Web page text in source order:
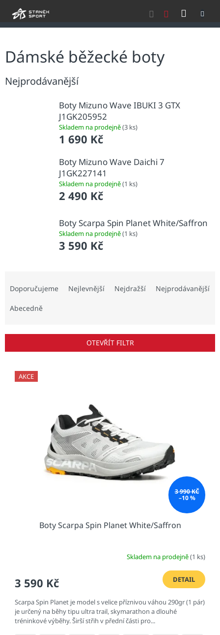
Dámské běžecké boty
Nejprodávanější
Boty Mizuno Wave IBUKI 3 GTX
J1GK205952
Skladem na prodejně(3 ks)
1 690 Kč
Boty Mizuno Wave Daichi 7
J1GK227141
Skladem na prodejně(1 ks)
2 490 Kč
Boty Scarpa Spin Planet White/Saffron
Skladem na prodejně(1 ks)
3 590 Kč
í
r
Doporučujeme Nejlevnější Nejdražší Nejprodávanější
Abecedně
OTEVŘÍT FILTR
AKCE
3 990 KČ
–10 %
Boty Scarpa Spin Planet White/Saffron
Skladem na prodejně(1 ks)
3 590 Kč DETAIL
Scarpa Spin Planet je model s velice příznivou váhou 290gr (1 pár)
je určený na běhy tipu ultra trail, skymarathon a dlouhé
tréninkové výběhy. Širší střih v přední části pro...